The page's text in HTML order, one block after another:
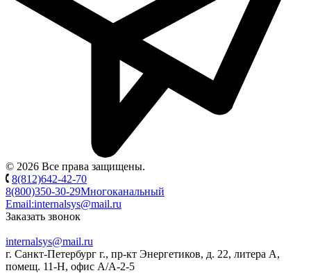
© 2026 Все права защищены.
8(812)642-42-70
8(800)350-30-29Многоканальный
Email:internalsys@mail.ru
Заказать звонок
internalsys@mail.ru
г. Санкт-Петербург г., пр-кт Энергетиков, д. 22, литера А,
помещ. 11-Н, офис А/А-2-5